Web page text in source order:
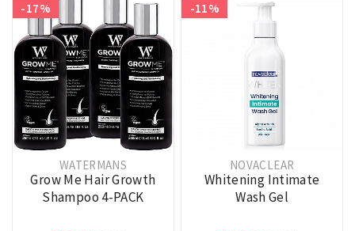
-17%
WATERMANS
Grow Me Hair Growth
Shampoo 4-PACK
-11%
NOVACLEAR
Whitening Intimate
Wash Gel